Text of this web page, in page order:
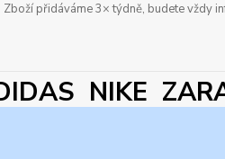
Zboží přidáváme 3× týdně, budete vždy
NIKE